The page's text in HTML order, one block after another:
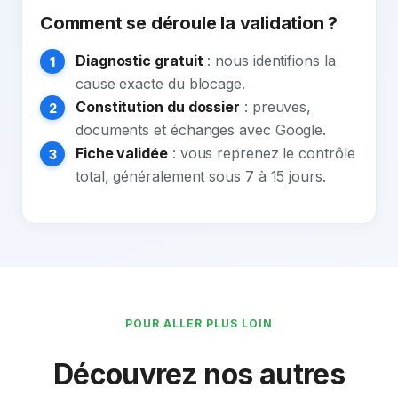
Comment se déroule la validation ?
Diagnostic gratuit: nous identifions la
cause exacte du blocage.
Constitution du dossier : preuves,
documents et échanges avec Google.
Fiche validée: vous reprenez le contrôle
total, généralement sous 7 à 15 jours.
POUR ALLER PLUS LOIN
Découvrez nos autres